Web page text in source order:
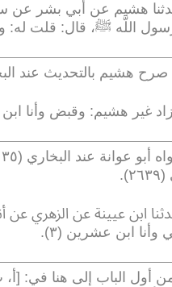
هشيم عن أبي بشر عن
اللَّه ﷺ، قال: قلت له:
غير هشيم: وقبض وأنا
).
وأنا ابن عشرين (٣ ).
أول الباب إلى هنا في: